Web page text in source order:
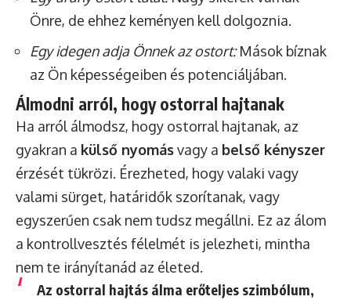
Önre, de ehhez keményen kell dolgoznia.
Egy idegen adja Önnek az ostort:Mások bíznak
az Ön képességeiben és potenciáljában.
Álmodni arról, hogy ostorral hajtanak
Ha arról álmodsz, hogy ostorral hajtanak, az
gyakran a külső nyomásvagy a belső kényszer
érzését tükrözi. Érezheted, hogy valaki vagy
valami sürget, határidők szorítanak, vagy
egyszerűen csak nem tudsz megállni. Ez az álom
a kontrollvesztés félelmét is jelezheti, mintha
nem te irányítanád az életed.
Az ostorral hajtás álma erőteljes szimbólum,